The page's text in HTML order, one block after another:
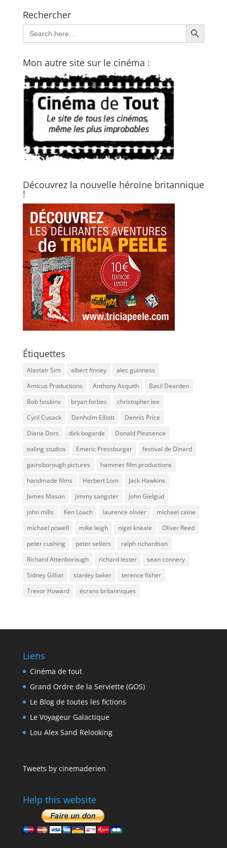
Rechercher
Search
for:
Search Button
Mon autre site sur le cinéma :
Découvrez la nouvelle héroïne britannique
!
Étiquettes
Alastair Sim albert finney
alec guinness
Amicus Productions
Anthony Asquith
Basil Dearden
Bob hoskins
bryan forbes
christopher lee
Cyril Cusack
Denholm Elliott
Dennis Price
Diana Dors
dirk bogarde
Donald Pleasence
ealing studios
Emeric Pressburger
festival de Dinard
gainsborough pictures
hammer film productions
handmade films
Herbert Lom
Jack Hawkins
James Mason
jimmy sangster
John Gielgud
john mills
Ken Loach laurence olivier
michael caine
michael powell
mike leigh nigel kneale
Oliver Reed
peter cushing
peter sellers
ralph richardson
Richard Attenborough
richard lester
sean connery
Sidney Gilliat
stanley baker
terence fisher
Trevor Howard
écrans britanniques
Liens
Cinéma de tout
Grand Ordre de la Serviette (GOS)
Le Blog de toutes les fictions
Le Voyageur Galactique
Lou Alex Sand Relooking
Tweets by cinemaderien
Help this website